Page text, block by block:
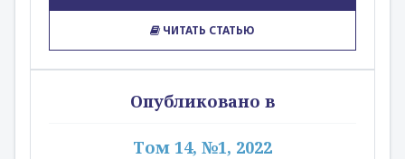
ЧИТАТЬ СТАТЬЮ
Опубликовано в
Том 14, №1, 2022